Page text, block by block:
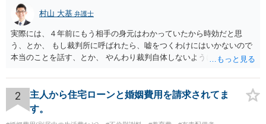
村山 大基 弁護士
実際には、４年前にもう相手の身元はわかっていたから時効だと思
う、とか、 もし裁判所に呼ばれたら、嘘をつくわけにはいかないので
本当のことを話す、とか、 やんわり裁判自体しないように説得するの
2
主人から住宅ローンと婚姻費用を請求されてま
す。